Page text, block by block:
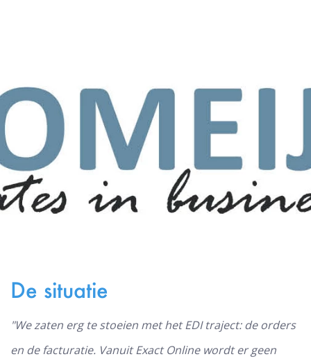
De situatie
"We zaten erg te stoeien met het EDI traject: de orders
en de facturatie. Vanuit Exact Online wordt er geen